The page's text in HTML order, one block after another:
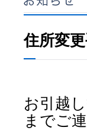
住所変
お引越
までご